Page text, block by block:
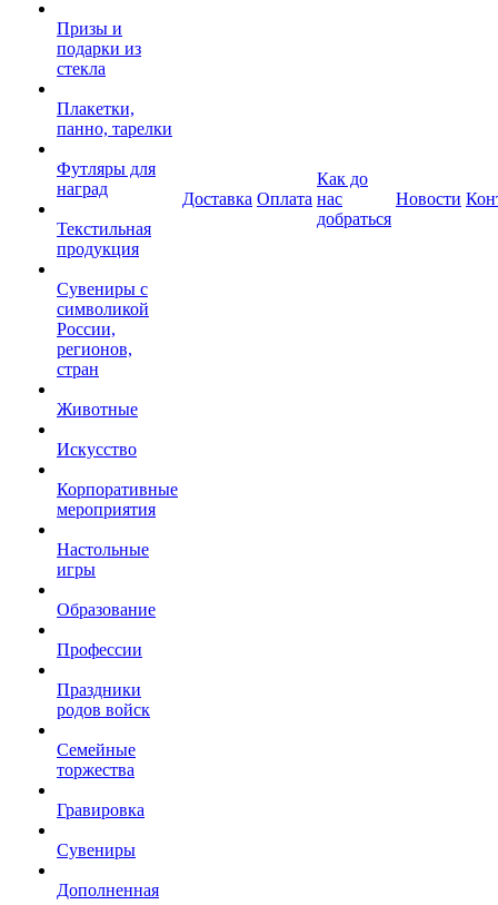
Призы и
подарки из
стекла
Плакетки,
панно, тарелки
Футляры для
наград
Текстильная
продукция
Сувениры с
символикой
России,
регионов,
стран
Животные
Искусство
Корпоративные
мероприятия
Настольные
игры
Образование
Профессии
Праздники
родов войск
Семейные
торжества
Гравировка
Сувениры
Дополненная
Доставка Оплата
Как до
нас
добраться
Новости